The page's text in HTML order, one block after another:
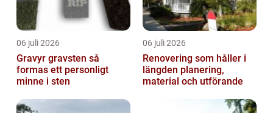
06 juli 2026
Gravyr gravsten så
formas ett personligt
minne i sten
06 juli 2026
Renovering som håller i
längden planering,
material och utförande